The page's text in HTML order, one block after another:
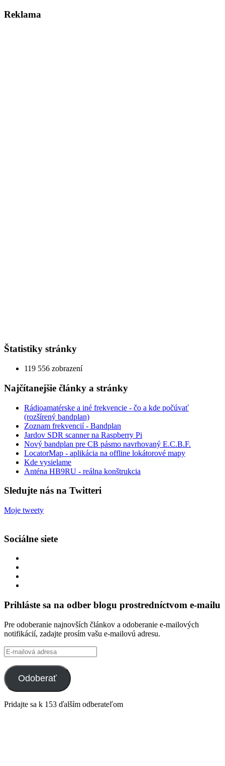
Reklama
Štatistiky stránky
119 556 zobrazení
Najčítanejšie články a stránky
Rádioamatérske a iné frekvencie - čo a kde počúvať
(rozšírený bandplan)
Zoznam frekvencií - Bandplan
Jardov SDR scanner na Raspberry Pi
Nový bandplan pre CB pásmo navrhovaný E.C.B.F.
LocatorMap - aplikácia na offline lokátorové mapy
Kde vysielame
Anténa HB9RU - reálna konštrukcia
Sledujte nás na Twitteri
Moje tweety
Sociálne siete
Twitter
na
tekkoooo
YouTube
Prihláste sa na odber blogu prostredníctvom e-mailu
Pre odoberanie najnovších článkov a odoberanie e-mailových
notifikácií, zadajte prosím vašu e-mailovú adresu.
E-
mailová
adresa
Odoberať
Pridajte sa k 153 ďalším odberateľom